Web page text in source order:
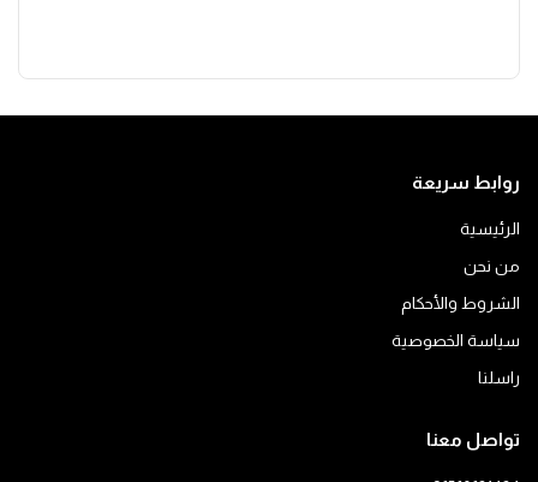
روابط سريعة
الرئيسية
من نحن
الشروط والأحكام
سياسة الخصوصية
راسلنا
تواصل معنا